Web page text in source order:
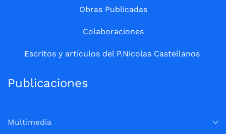
Obras Publicadas
Colaboraciones
Escritos y artículos del P.Nicolas Castellanos
Publicaciones
Multimedia